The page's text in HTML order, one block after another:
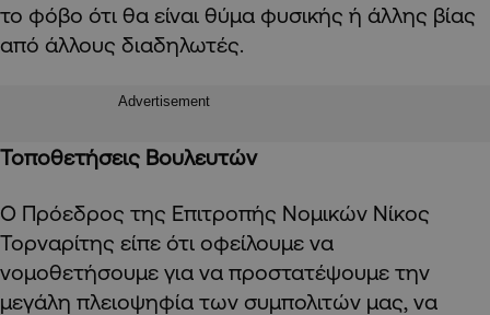
το φόβο ότι θα είναι θύμα φυσικής ή άλλης βίας
από άλλους διαδηλωτές.
Advertisement
Τοποθετήσεις Βουλευτών
Ο Πρόεδρος της Επιτροπής Νομικών Νίκος
Τορναρίτης είπε ότι οφείλουμε να
νομοθετήσουμε για να προστατέψουμε την
μεγάλη πλειοψηφία των συμπολιτών μας, να